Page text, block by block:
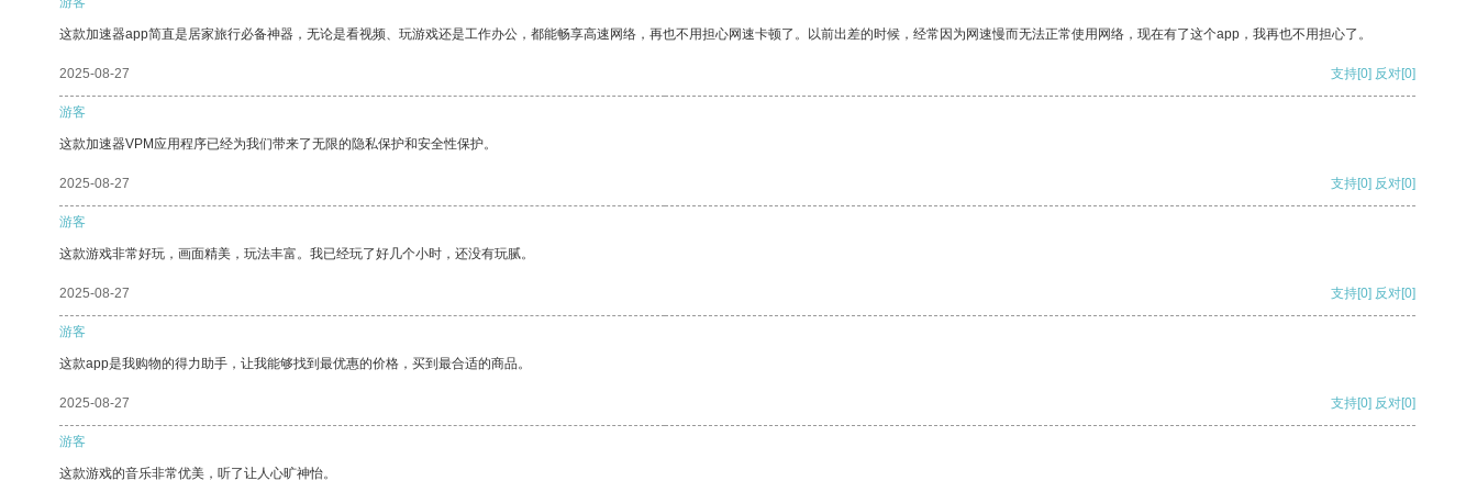
这款加速器app简直是居家旅行必备神器，无论是看视频、玩游戏还是工作办公，都能畅享高速网络，再也不用担心网速卡顿了。以前出差的时候，经常因为网速慢而无法正常使用网络，现在有了这个app，我再也不用担心了。
2025-08-27 支持[0] 反对[0]
游客
这款加速器VPM应用程序已经为我们带来了无限的隐私保护和安全性保护。
2025-08-27 支持[0] 反对[0]
游客
这款游戏非常好玩，画面精美，玩法丰富。我已经玩了好几个小时，还没有玩腻。
2025-08-27 支持[0] 反对[0]
游客
这款app是我购物的得力助手，让我能够找到最优惠的价格，买到最合适的商品。
2025-08-27 支持[0] 反对[0]
游客
这款游戏的音乐非常优美，听了让人心旷神怡。